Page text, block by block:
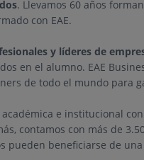
. Llevamos 60 años
con EAE.
y líderes de
en el alumno. EAE
de todo el mundo para
e institucional
contamos con más de
pueden beneficiarse de